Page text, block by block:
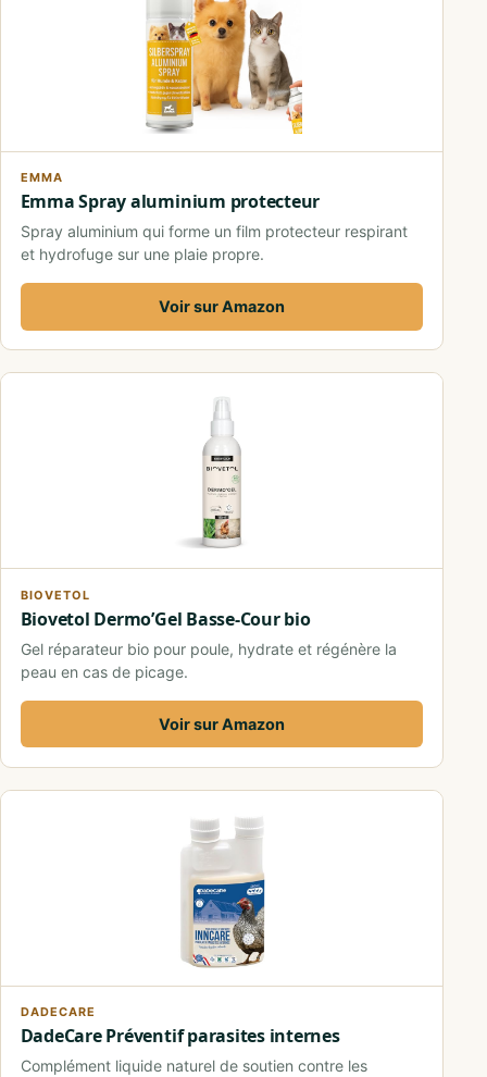
EMMA
Emma Spray aluminium protecteur
Spray aluminium qui forme un film protecteur respirant
et hydrofuge sur une plaie propre.
Voir sur Amazon
BIOVETOL
Biovetol Dermo’Gel Basse-Cour bio
Gel réparateur bio pour poule, hydrate et régénère la
peau en cas de picage.
Voir sur Amazon
DADECARE
DadeCare Préventif parasites internes
Complément liquide naturel de soutien contre les